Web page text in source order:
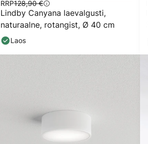
Lindby Canyana laevalgusti,
naturaalne, rotangist, Ø 40 cm
RRP128,90 €
Laos